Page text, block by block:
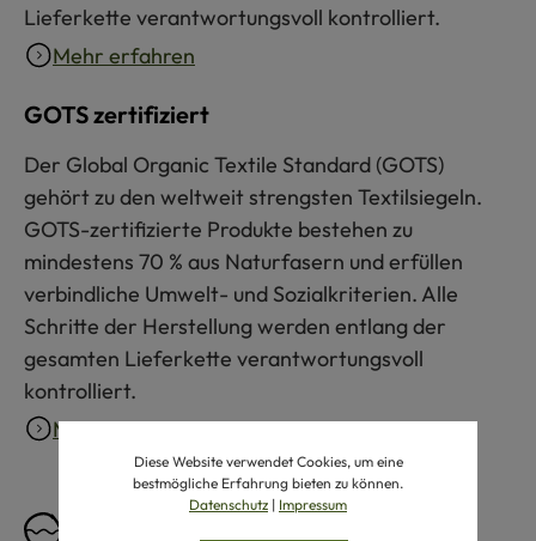
Lieferkette verantwortungsvoll kontrolliert.
Mehr erfahren
GOTS zertifiziert
Der Global Organic Textile Standard (GOTS)
gehört zu den weltweit strengsten Textilsiegeln.
GOTS-zertifizierte Produkte bestehen zu
mindestens 70 % aus Naturfasern und erfüllen
verbindliche Umwelt- und Sozialkriterien. Alle
Schritte der Herstellung werden entlang der
gesamten Lieferkette verantwortungsvoll
kontrolliert.
Mehr erfahren
Pflegeempfehlung
Diese Website verwendet Cookies, um eine
bestmögliche Erfahrung bieten zu können.
Datenschutz | Impressum